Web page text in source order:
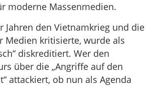
moderne Massenmedien.
Jahren den Vietnamkrieg und die
Medien kritisierte, wurde als
diskreditiert. Wer den
über die „Angriffe auf den
attackiert, ob nun als Agenda